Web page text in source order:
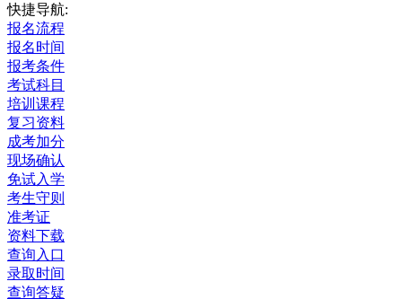
快捷导航:
报名流程
报名时间
报考条件
考试科目
培训课程
复习资料
成考加分
现场确认
免试入学
考生守则
准考证
资料下载
查询入口
录取时间
查询答疑